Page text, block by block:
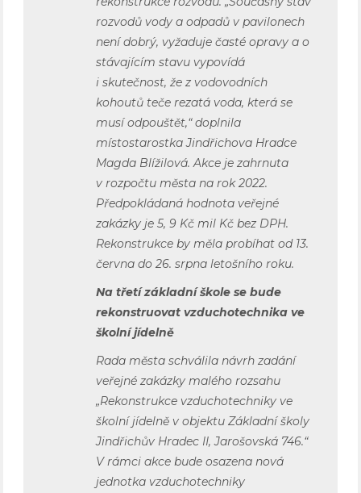
rozvodů vody a odpadů v pavilonech
není dobrý, vyžaduje časté opravy a o
stávajícím stavu vypovídá
i skutečnost, že z vodovodních
kohoutů teče rezatá voda, která se
musí odpouštět,“ doplnila
místostarostka Jindřichova Hradce
Magda Blížilová. Akce je zahrnuta
v rozpočtu města na rok 2022.
Předpokládaná hodnota veřejné
zakázky je 5, 9 Kč mil Kč bez DPH.
Rekonstrukce by měla probíhat od 13.
června do 26. srpna letošního roku.
Na třetí základní škole se bude
rekonstruovat vzduchotechnika ve
školní jídelně
Rada města schválila návrh zadání
veřejné zakázky malého rozsahu
„Rekonstrukce vzduchotechniky ve
školní jídelně v objektu Základní školy
Jindřichův Hradec II, Jarošovská 746.“
V rámci akce bude osazena nová
jednotka vzduchotechniky